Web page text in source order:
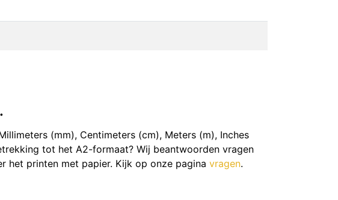
(mm), Centimeters (cm), Meters (m), Inches
tot het A2-formaat? Wij beantwoorden vragen
het printen met papier. Kijk op onze pagina vragen.